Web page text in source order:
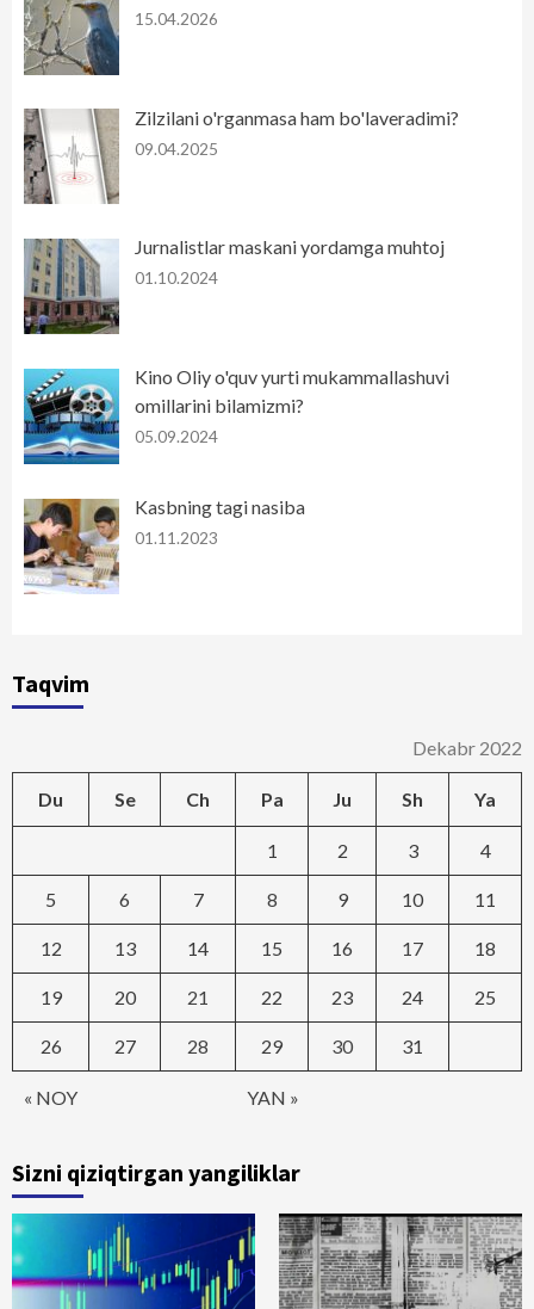
15.04.2026
Zilzilani o'rganmasa ham bo'laveradimi?
09.04.2025
Jurnalistlar maskani yordamga muhtoj
01.10.2024
Kino Oliy o'quv yurti mukammallashuvi
omillarini bilamizmi?
05.09.2024
Kasbning tagi nasiba
01.11.2023
Taqvim
Dekabr 2022
Du Se Ch Pa Ju Sh Ya
« NOY YAN »
1 2 3 4
5 6 7 8 9 10 11
12 13 14 15 16 17 18
19 20 21 22 23 24 25
26 27 28 29 30 31
Sizni qiziqtirgan yangiliklar